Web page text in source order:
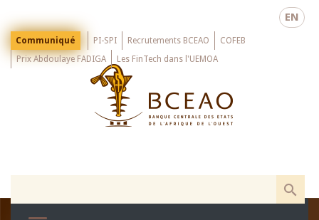
main
EN
Menu
Top
Communiqué PI-SPI Recrutements BCEAO
COFEB
Prix Abdoulaye FADIGA
Les FinTech dans l'UEMOA